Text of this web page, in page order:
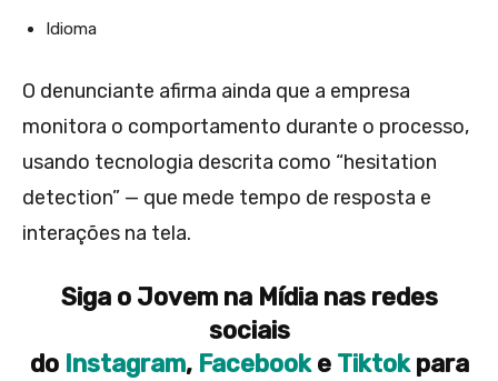
Idioma
O denunciante afirma ainda que a empresa
monitora o comportamento durante o processo,
usando tecnologia descrita como “hesitation
detection” — que mede tempo de resposta e
interações na tela.
Siga o Jovem na Mídia nas redes
sociais
do Instagram, Facebooke Tiktokpara